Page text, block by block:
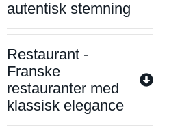
autentisk stemning
Restaurant -
Franske
restauranter med
klassisk elegance